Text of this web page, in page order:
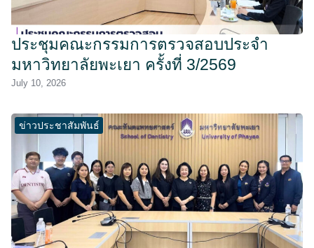
ประชุมคณะกรรมการตรวจสอบประจำ
มหาวิทยาลัยพะเยา ครั้งที่ 3/2569
July 10, 2026
ข่าวประชาสัมพันธ์